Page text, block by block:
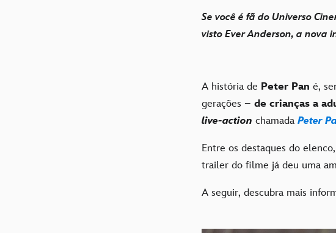
Se você é fã do Universo
visto Ever Anderson, a nova
A história de Peter Pan é,
gerações – de crianças a
live-action chamada Peter
Entre os destaques do
trailer do filme já deu uma
A seguir, descubra mais